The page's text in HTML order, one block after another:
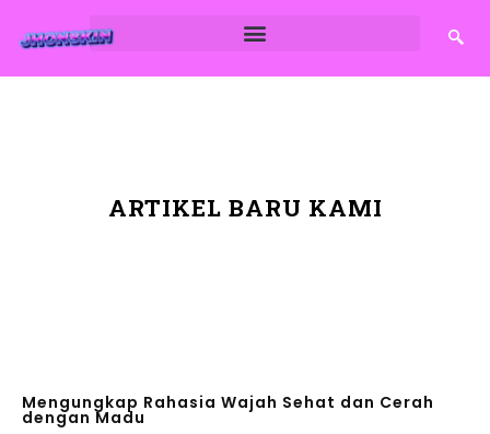
ARTIKEL BARU KAMI
Mengungkap Rahasia Wajah Sehat dan Cerah
dengan Madu